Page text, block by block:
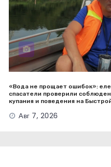
«Вода не прощает ошибок»:
спасатели проверили
купания и поведения на
Авг 7, 2026